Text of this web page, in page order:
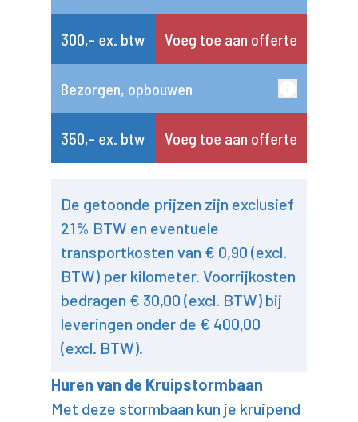
300,- ex. btw Voeg toe aan offerte
Bezorgen, opbouwen
350,- ex. btw Voeg toe aan offerte
De getoonde prijzen zijn exclusief
21% BTW en eventuele
transportkosten van € 0,90 (excl.
BTW) per kilometer. Voorrijkosten
bedragen € 30,00 (excl. BTW) bij
leveringen onder de € 400,00
(excl. BTW).
Huren van de Kruipstormbaan
Met deze stormbaan kun je kruipend